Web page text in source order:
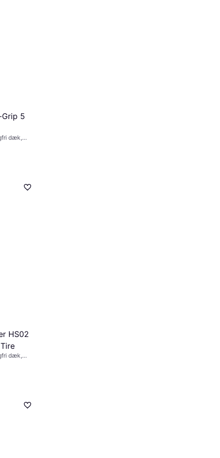
5
dæk,
km/t)
HS02
dæk,
km/t), T